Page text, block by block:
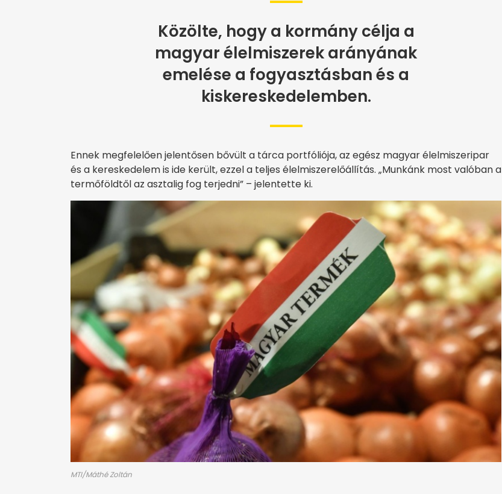
Közölte, hogy a kormány célja a
magyar élelmiszerek arányának
emelése a fogyasztásban és a
kiskereskedelemben.
Ennek megfelelően jelentősen bővült a tárca portfóliója, az egész magyar élelmiszeripar
és a kereskedelem is ide került, ezzel a teljes élelmiszerelőállítás. „Munkánk most valóban a
termőföldtől az asztalig fog terjedni” – jelentette ki.
MTI/Máthé Zoltán